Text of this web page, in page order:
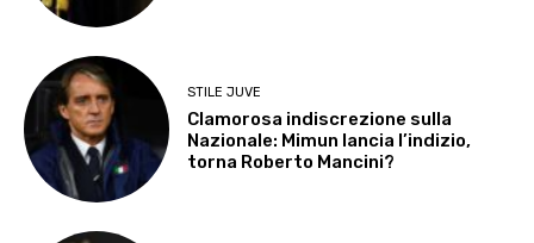
STILE JUVE
Clamorosa indiscrezione sulla
Nazionale: Mimun lancia l’indizio,
torna Roberto Mancini?